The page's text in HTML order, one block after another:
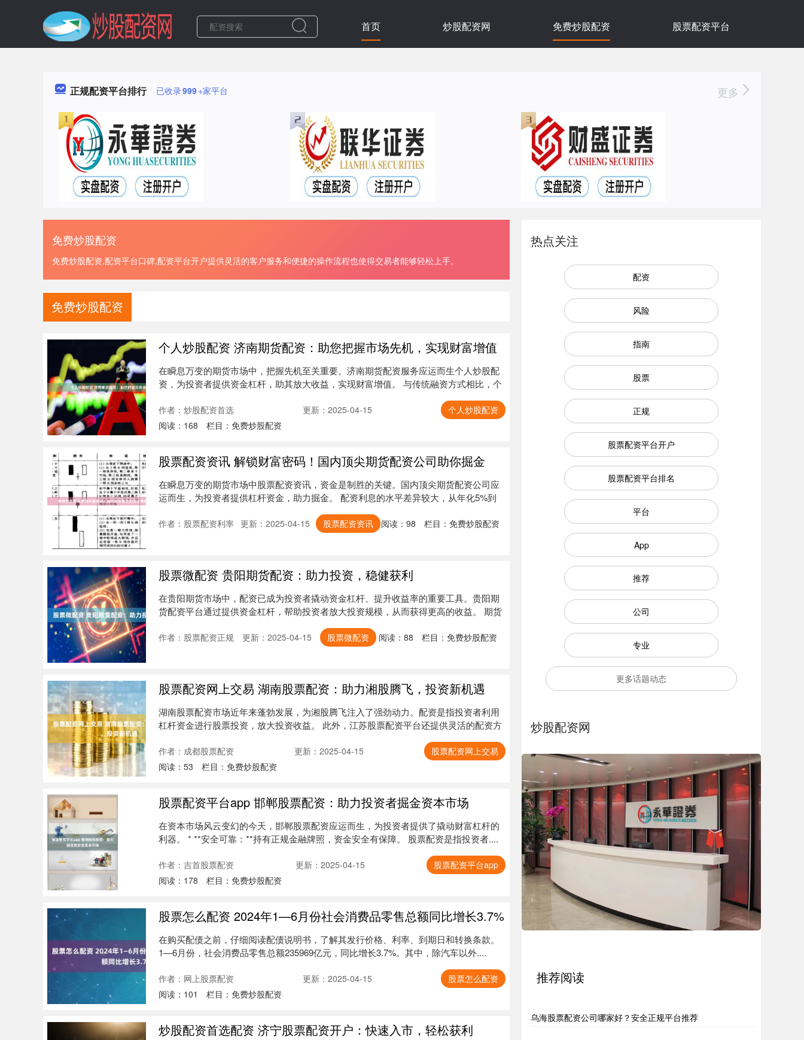
首页 炒股配资网 免费炒股配资 股票配资平台
正规配资平台排行 已收录999+家平台 更多
免费炒股配资
免费炒股配资,配资平台口碑,配资平台开户提供灵活的客户服务和便捷的操作流程也使得交易者能够轻松上手。
免费炒股配资
个人炒股配资 济南期货配资：助您把握市场先机，实现财富增值
在瞬息万变的期货市场中，把握先机至关重要。济南期货配资服务应运而生个人炒股配
资，为投资者提供资金杠杆，助其放大收益，实现财富增值。 与传统融资方式相比，个
作者：炒股配资首选 更新：2025-04-15
个人炒股配资
阅读： 168 栏目： 免费炒股配资
股票配资资讯 解锁财富密码！国内顶尖期货配资公司助你掘金
在瞬息万变的期货市场中股票配资资讯，资金是制胜的关键。国内顶尖期货配资公司应
运而生，为投资者提供杠杆资金，助力掘金。 配资利息的水平差异较大，从年化5%到
作者：股票配资利率 更新：2025-04-15 股票配资资讯 阅读： 98 栏目： 免费炒股配资
股票微配资 贵阳期货配资：助力投资，稳健获利
在贵阳期货市场中，配资已成为投资者撬动资金杠杆、提升收益率的重要工具。贵阳期
货配资平台通过提供资金杠杆，帮助投资者放大投资规模，从而获得更高的收益。 期货
作者：股票配资正规 更新：2025-04-15 股票微配资 阅读： 88 栏目： 免费炒股配资
股票配资网上交易 湖南股票配资：助力湘股腾飞，投资新机遇
湖南股票配资市场近年来蓬勃发展，为湘股腾飞注入了强劲动力。配资是指投资者利用
杠杆资金进行股票投资，放大投资收益。 此外，江苏股票配资平台还提供灵活的配资方
作者：成都股票配资 更新：2025-04-15
股票配资网上交易
阅读： 53 栏目： 免费炒股配资
股票配资平台app 邯郸股票配资：助力投资者掘金资本市场
在资本市场风云变幻的今天，邯郸股票配资应运而生，为投资者提供了撬动财富杠杆的
利器。 * **安全可靠：**持有正规金融牌照，资金安全有保障。 股票配资是指投资者....
作者：吉首股票配资 更新：2025-04-15
股票配资平台app
阅读： 178 栏目： 免费炒股配资
股票怎么配资 2024年1—6月份社会消费品零售总额同比增长3.7%
在购买配债之前，仔细阅读配债说明书，了解其发行价格、利率、到期日和转换条款。
1—6月份，社会消费品零售总额235969亿元，同比增长3.7%。其中，除汽车以外....
作者：网上股票配资 更新：2025-04-15
股票怎么配资
阅读： 101 栏目： 免费炒股配资
炒股配资首选配资 济宁股票配资开户：快速入市，轻松获利
热点关注
配资
风险
指南
股票
正规
股票配资平台开户
股票配资平台排名
平台
App
推荐
公司
专业
更多话题动态
炒股配资网
推荐阅读
乌海股票配资公司哪家好？安全正规平台推荐